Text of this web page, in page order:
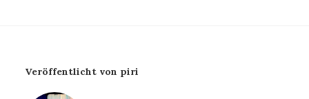
Veröffentlicht von piri